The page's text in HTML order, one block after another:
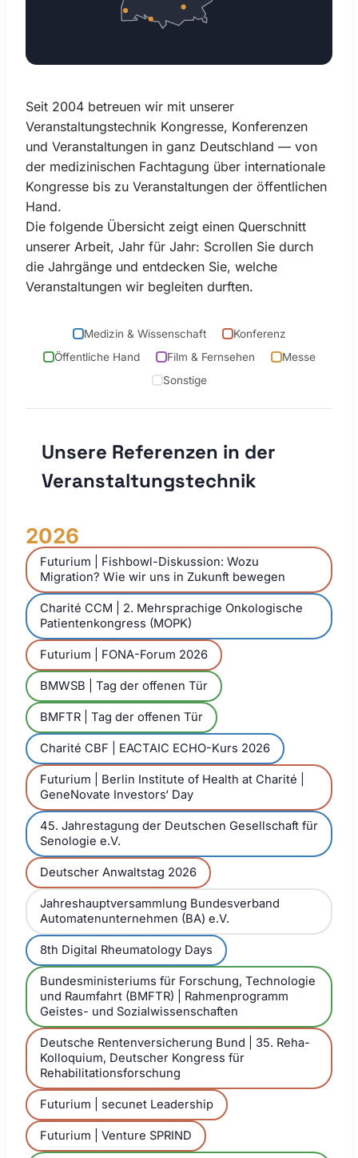
Seit 2004 betreuen wir mit unserer
Veranstaltungstechnik Kongresse, Konferenzen
und Veranstaltungen in ganz Deutschland — von
der medizinischen Fachtagung über internationale
Kongresse bis zu Veranstaltungen der öffentlichen
Hand.
Die folgende Übersicht zeigt einen Querschnitt
unserer Arbeit, Jahr für Jahr: Scrollen Sie durch
die Jahrgänge und entdecken Sie, welche
Veranstaltungen wir begleiten durften.
Medizin & Wissenschaft
Konferenz
Öffentliche Hand
Film & Fernsehen
Messe
Sonstige
Unsere Referenzen in der
Veranstaltungstechnik
2026
Futurium | Fishbowl-Diskussion: Wozu
Migration? Wie wir uns in Zukunft bewegen
Charité CCM | 2. Mehrsprachige Onkologische
Patientenkongress (MOPK)
Futurium | FONA-Forum 2026
BMWSB | Tag der offenen Tür
BMFTR | Tag der offenen Tür
Charité CBF | EACTAIC ECHO-Kurs 2026
Futurium | Berlin Institute of Health at Charité |
GeneNovate Investors‘ Day
45. Jahrestagung der Deutschen Gesellschaft für
Senologie e.V.
Deutscher Anwaltstag 2026
Jahreshauptversammlung Bundesverband
Automatenunternehmen (BA) e.V.
8th Digital Rheumatology Days
Bundesministeriums für Forschung, Technologie
und Raumfahrt (BMFTR) | Rahmenprogramm
Geistes- und Sozialwissenschaften
Deutsche Rentenversicherung Bund | 35. Reha-
Kolloquium, Deutscher Kongress für
Rehabilitationsforschung
Futurium | secunet Leadership
Futurium | Venture SPRIND